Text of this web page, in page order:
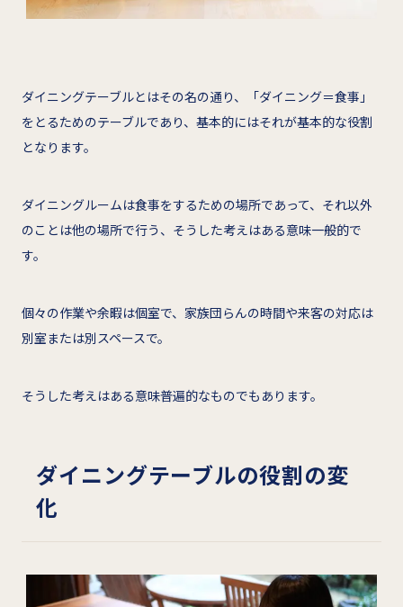
ダイニングテーブルとはその名の通り、「ダイニング＝食事」
をとるためのテーブルであり、基本的にはそれが基本的な役割
となります。
ダイニングルームは食事をするための場所であって、それ以外
のことは他の場所で行う、そうした考えはある意味一般的で
す。
個々の作業や余暇は個室で、家族団らんの時間や来客の対応は
別室または別スペースで。
そうした考えはある意味普遍的なものでもあります。
ダイニングテーブルの役割の変
化